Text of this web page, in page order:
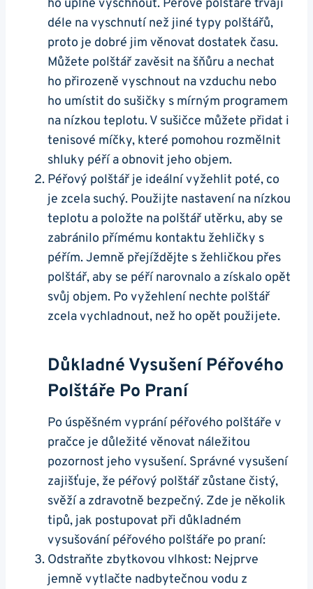
ho úplně vyschnout. Péřové polštáře trvají
déle na vyschnutí než jiné typy polštářů,
proto je dobré jim věnovat dostatek času.
Můžete polštář zavěsit na šňůru a nechat
ho přirozeně vyschnout na vzduchu nebo
ho umístit do sušičky s mírným programem
na nízkou teplotu. V sušičce můžete přidat i
tenisové míčky, které pomohou rozmělnit
shluky péří a obnovit jeho objem.
Péřový polštář je ideální vyžehlit poté, co
je zcela suchý. Použijte nastavení na nízkou
teplotu a položte na polštář utěrku, aby se
zabránilo přímému kontaktu žehličky s
péřím. Jemně přejíždějte s žehličkou přes
polštář, aby se péří narovnalo a získalo opět
svůj objem. Po vyžehlení nechte polštář
zcela vychladnout, než ho opět použijete.
Důkladné Vysušení Péřového
Polštáře Po Praní
Po úspěšném vyprání péřového polštáře v
pračce je důležité věnovat náležitou
pozornost jeho vysušení. Správné vysušení
zajišťuje, že péřový polštář zůstane čistý,
svěží a zdravotně bezpečný. Zde je několik
tipů, jak postupovat při důkladném
vysušování péřového polštáře po praní:
Odstraňte zbytkovou vlhkost: Nejprve
jemně vytlačte nadbytečnou vodu z